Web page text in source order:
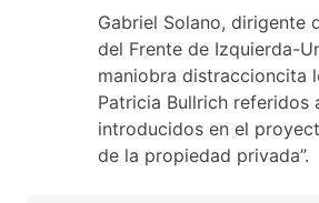
Gabriel Solano, dirigente
del Frente de Izquierda-
maniobra distraccioncita
Patricia Bullrich referidos
introducidos en el
de la propiedad privada”.